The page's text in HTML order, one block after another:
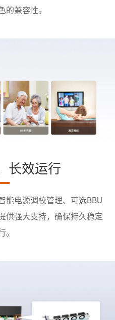
的兼容性。
长效运行
能电源调校管理、可选BBU
供强大支持，确保持久稳定
。